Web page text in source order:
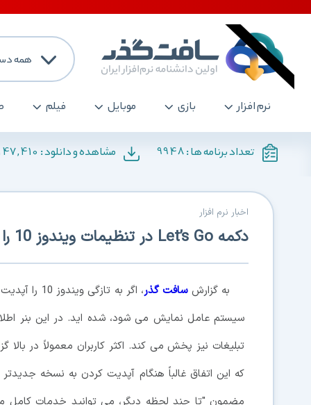
همه
نرم افزار بازی موبایل فیلم
تعداد برنامه ها :9948 مشاهده و دانلود :
اخبار نرم افزار
دکمه Let’s Go در تنظیمات ویندوز 10 را فعال نکنید
به گزارشسافت گذر
، اگر به
سیستم عامل نمایش می شود، شده اید. در این بنر
مضمون "تا چند لحظه دیگر، می توانید خدمات کامل